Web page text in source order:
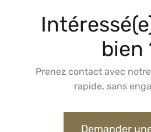
bien
Prenez contact avec
rapide, sans
Demander